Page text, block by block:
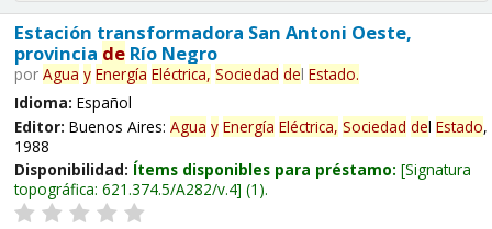
Estación transformadora San Antoni Oeste,
provincia deRío Negro
por Agua y Energía Eléctrica, Sociedad del Estado.
Idioma: Español
Editor: Buenos Aires: Agua y Energía Eléctrica, Sociedad del Estado,
1988
Disponibilidad: Ítems disponibles para préstamo: Signatura
topográfica: 621.374.5/A282/v.4 (1).